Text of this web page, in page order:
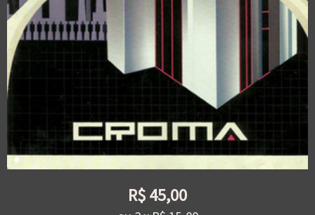
R$45,00